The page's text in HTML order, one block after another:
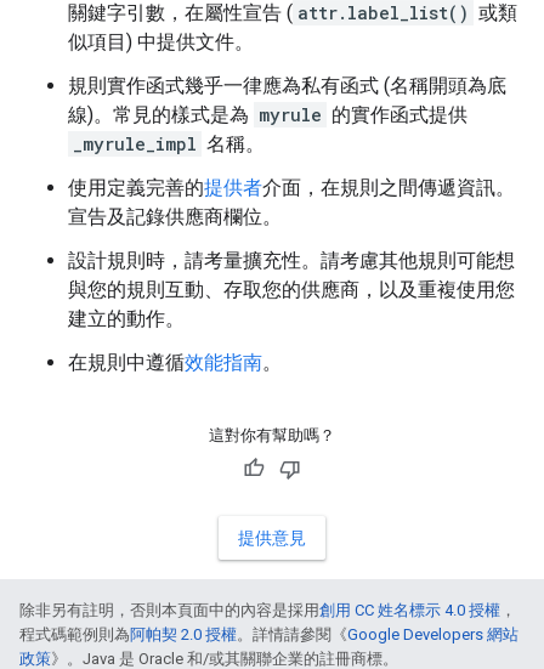
關鍵字引數，在屬性宣告 ( attr.label_list() 或類
似項目) 中提供文件。
規則實作函式幾乎一律應為私有函式 (名稱開頭為底
線)。常見的樣式是為 myrule 的實作函式提供
_myrule_impl 名稱。
使用定義完善的提供者介面，在規則之間傳遞資訊。
宣告及記錄供應商欄位。
設計規則時，請考量擴充性。請考慮其他規則可能想
與您的規則互動、存取您的供應商，以及重複使用您
建立的動作。
在規則中遵循效能指南。
這對你有幫助嗎？
提供意見
除非另有註明，否則本頁面中的內容是採用創用 CC 姓名標示 4.0 授權 ，
程式碼範例則為阿帕契 2.0 授權。詳情請參閱《Google Developers 網站
政策》。Java 是 Oracle 和/或其關聯企業的註冊商標。